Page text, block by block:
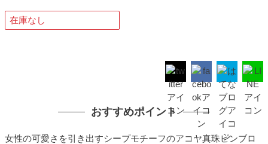
在庫なし
おすすめポイント
女性の可愛さを引き出すシープモチーフのアコヤ真珠ピンブロ